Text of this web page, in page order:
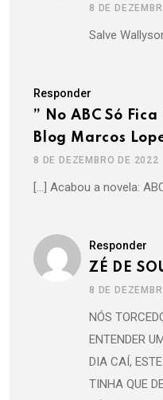
8 DE
Salve
Responder
” No ABC Só
Blog Marcos
8 DE DEZEMBRO DE 2022
[…] Acabou a novela:
Responder
ZÉ DE
8 DE
NÓS
ENTENDER
DIA CAÍ,
TINHA QUE